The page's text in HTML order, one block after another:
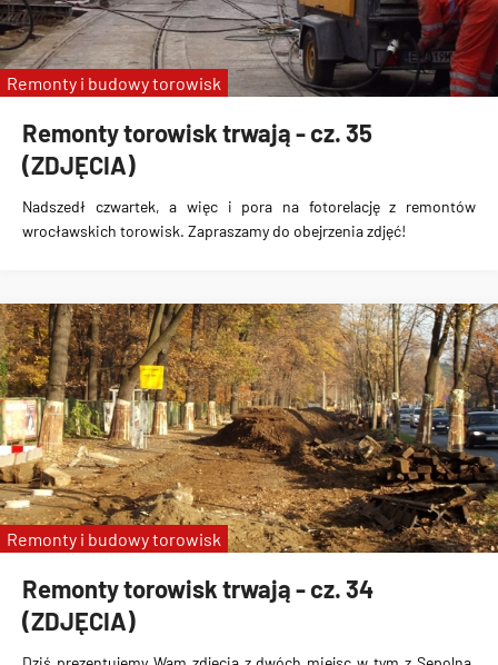
Remonty torowisk trwają - cz. 35
(ZDJĘCIA)
Nadszedł czwartek, a więc i pora na fotorelację z remontów
wrocławskich torowisk. Zapraszamy do obejrzenia zdjęć!
Remonty i budowy torowisk
Remonty torowisk trwają - cz. 34
(ZDJĘCIA)
Remonty i budowy torowisk